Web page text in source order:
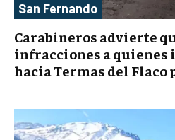
San Fernando
Carabineros advierte
infracciones a
hacia Termas del